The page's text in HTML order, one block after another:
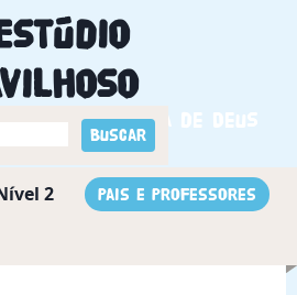
a maravilha de Deus
2 Pais e Professores